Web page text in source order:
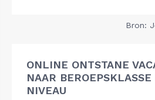
Bron:
ONLINE ONTSTANE
NAAR
NIVEAU